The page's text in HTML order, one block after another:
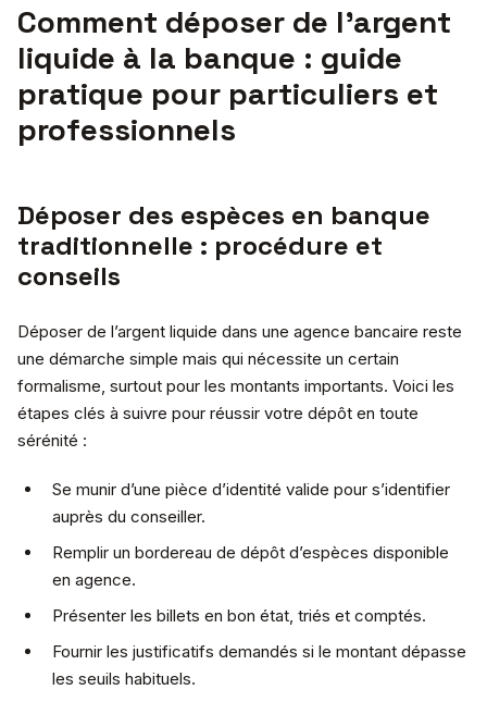
Comment déposer de l’argent
liquide à la banque : guide
pratique pour particuliers et
professionnels
Déposer des espèces en banque
traditionnelle : procédure et
conseils
Déposer de l’argent liquide dans une agence bancaire reste
une démarche simple mais qui nécessite un certain
formalisme, surtout pour les montants importants. Voici les
étapes clés à suivre pour réussir votre dépôt en toute
sérénité :
Se munir d’une pièce d’identité valide pour s’identifier
auprès du conseiller.
Remplir un bordereau de dépôt d’espèces disponible
en agence.
Présenter les billets en bon état, triés et comptés.
Fournir les justificatifs demandés si le montant dépasse
les seuils habituels.